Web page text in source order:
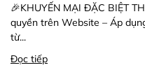
🎉KHUYẾN MẠI ĐẶC BIỆT
quyền trên Website – Áp
từ...
Đọc tiếp